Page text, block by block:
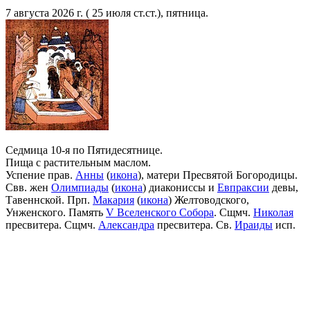
7 августа 2026 г. ( 25 июля ст.ст.), пятница.
Седмица 10-я по Пятидесятнице.
Пища с растительным маслом.
Успение прав. Анны (икона), матери Пресвятой Богородицы.
Свв. жен Олимпиады (икона) диакониссы и Евпраксии девы,
Тавеннской. Прп. Макария (икона) Желтоводского,
Унженского. Память V Вселенского Собора. Сщмч. Николая
пресвитера. Сщмч. Александра пресвитера. Св. Ираиды исп.